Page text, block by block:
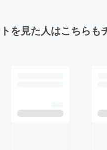
を見た人はこちらも